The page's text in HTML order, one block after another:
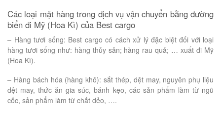
Các loại mặt hàng trong dịch vụ vận chuyển bằng đường
biển đi Mỹ (Hoa Kì) của Best cargo
– Hàng tươi sống: Best cargo có cách xử lý đặc biệt đối với loại
hàng tươi sống như: hàng thủy sản; hàng rau quả; … xuất đi Mỹ
(Hoa Kì).
– Hàng bách hóa (hàng khô): sắt thép, dệt may, nguyên phụ liệu
dệt may, thức ăn gia súc, bánh kẹo, các sản phẩm làm từ ngũ
cốc, sản phẩm làm từ chất dẻo, ….